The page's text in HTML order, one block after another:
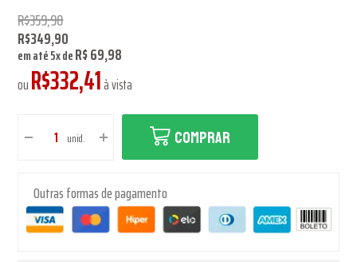
R$359,90
R$349,90
em até5xdeR$ 69,98
ouR$332,41à vista
unid. COMPRAR
Outras formas de pagamento